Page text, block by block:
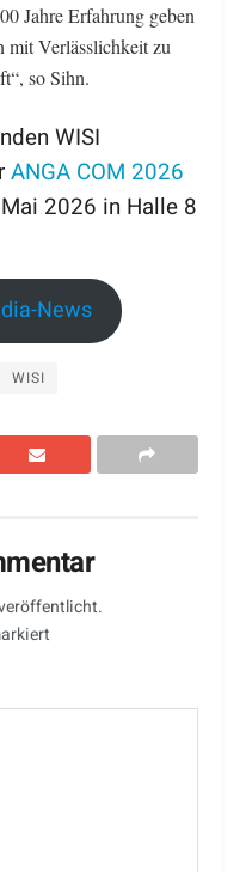
Jahre Erfahrung geben
mit Verlässlichkeit zu
so Sihn.
WISI
ANGA COM 2026
2026 in Halle 8
News
WISI